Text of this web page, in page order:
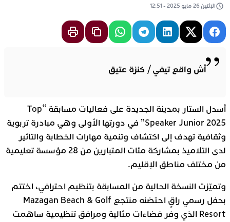
الإثنين 26 مايو 2025 - 12:51
أش واقع تيفي / كنزة عتيق
أسدل الستار بمدينة الجديدة على فعاليات مسابقة “Top
Speaker Junior 2025” في دورتها الأولى وهي مبادرة تربوية
وثقافية تهدف إلى اكتشاف وتنمية مهارات الخطابة والتأثير
لدى التلاميذ بمشاركة مئات المتبارين من 28 مؤسسة تعليمية
من مختلف مناطق الإقليم.
وتميّزت النسخة الحالية من المسابقة بتنظيم احترافي، اختتم
بحفل رسمي راقٍ احتضنه منتجع Mazagan Beach & Golf
Resort الذي وفر فضاءات مثالية ومرافق تنظيمية ساهمت